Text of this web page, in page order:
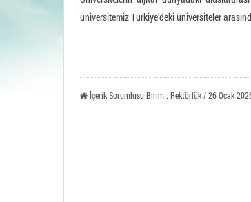
üniversitemiz Türkiye’deki üniversiteler
İçerik Sorumlusu Birim : Rektörlük / 26 Ocak